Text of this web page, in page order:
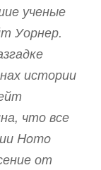
ученые
Уорнер.
истории
что все
Homo
от